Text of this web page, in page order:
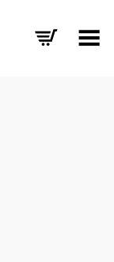
Menü umschalten